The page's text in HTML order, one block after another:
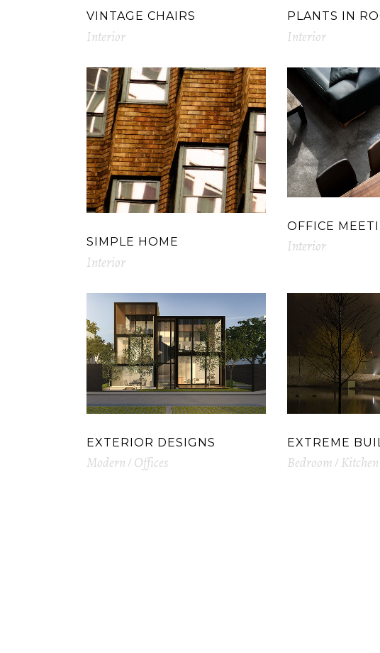
VINTAGE CHAIRS
Interior
PLANTS IN
Interior
SIMPLE HOME
Interior
OFFICE
Interior
EXTERIOR DESIGNS
Modern Offices
EXTREME
Bedroom Kitchen